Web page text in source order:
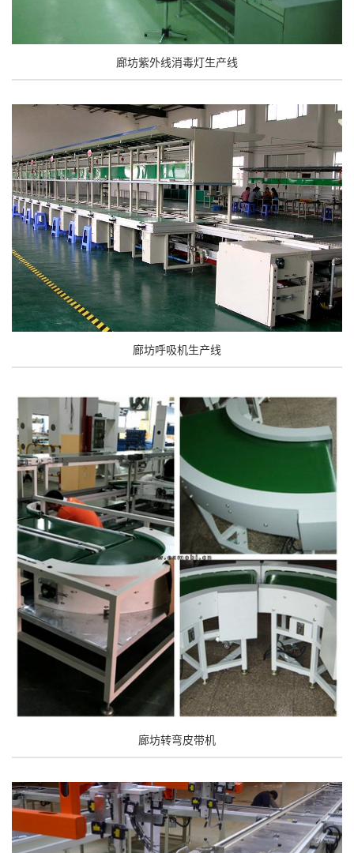
廊坊紫外线消毒灯生产线
廊坊呼吸机生产线
廊坊转弯皮带机